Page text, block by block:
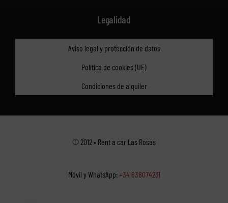
Legalidad
Aviso legal y protección de datos
Política de cookies (UE)
Condiciones de alquiler
© 2012 • Rent a car Las Rosas
Móvil y WhatsApp:+34 638074231